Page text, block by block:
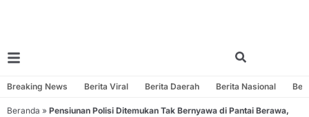
Breaking News Berita Viral Berita Daerah Berita Nasional
Beranda » Pensiunan Polisi Ditemukan Tak Bernyawa di Pantai Berawa,